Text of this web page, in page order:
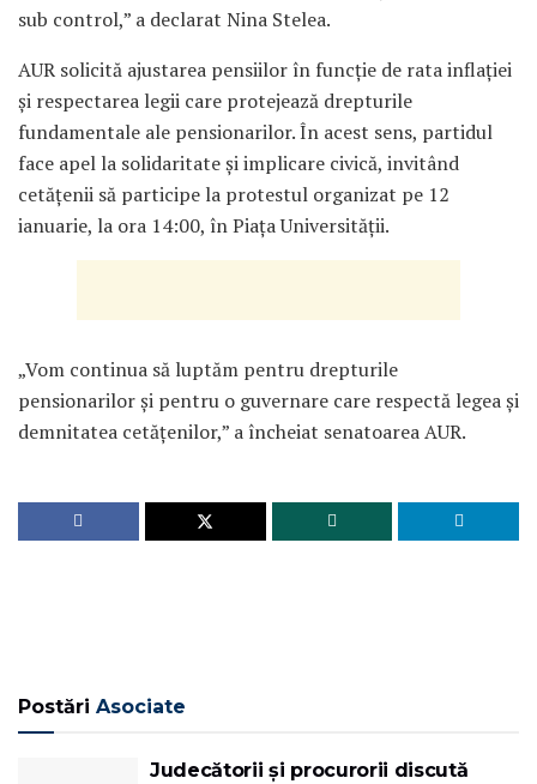
sub control,” a declarat Nina Stelea.
AUR solicită ajustarea pensiilor în funcție de rata inflației
și respectarea legii care protejează drepturile
fundamentale ale pensionarilor. În acest sens, partidul
face apel la solidaritate și implicare civică, invitând
cetățenii să participe la protestul organizat pe 12
ianuarie, la ora 14:00, în Piața Universității.
„Vom continua să luptăm pentru drepturile
pensionarilor și pentru o guvernare care respectă legea și
demnitatea cetățenilor,” a încheiat senatoarea AUR.
Postări Asociate
Judecătorii și procurorii discută